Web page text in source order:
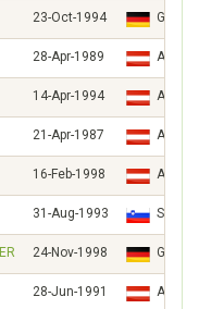
23-Oct-1994 GER
28-Apr-1989 AUT
14-Apr-1994 AUT
21-Apr-1987 AUT
16-Feb-1998 AUT
31-Aug-1993 SLO
24-Nov-1998 GER
28-Jun-1991 AUT